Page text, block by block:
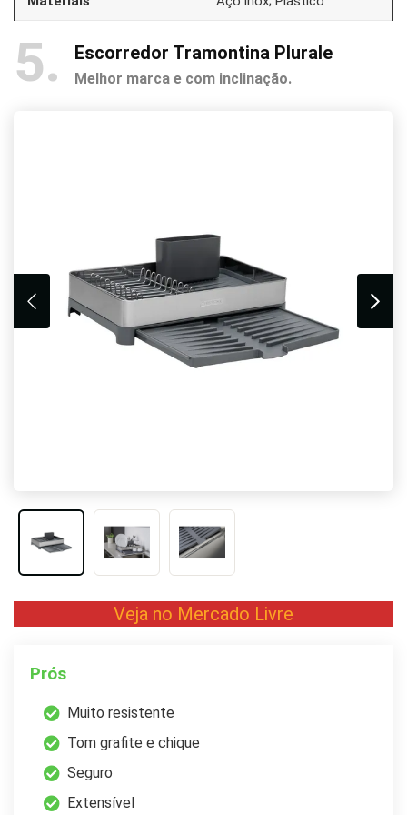
5 Escorredor Tramontina Plurale
Melhor marca e com inclinação.
Veja no Mercado Livre
Prós
Muito resistente
Tom grafite e chique
Seguro
Extensível